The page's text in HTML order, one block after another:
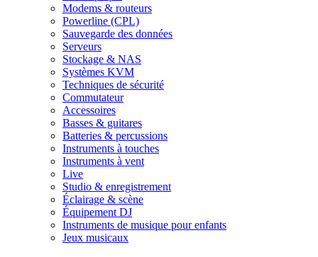
Modems & routeurs
Powerline (CPL)
Sauvegarde des données
Serveurs
Stockage & NAS
Systèmes KVM
Techniques de sécurité
Commutateur
Accessoires
Basses & guitares
Batteries & percussions
Instruments à touches
Instruments à vent
Live
Studio & enregistrement
Éclairage & scène
Équipement DJ
Instruments de musique pour enfants
Jeux musicaux